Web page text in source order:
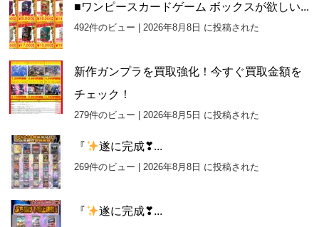
■ワンピースカードゲーム ボックスが欲しい...
492件のビュー |2026年8月8日 に投稿された
新作ガンプラを買取強化！今すぐ買取金額を
チェック！
279件のビュー |2026年8月5日 に投稿された
『 遂に完成❣...
269件のビュー |2026年8月8日 に投稿された
『 遂に完成❣...